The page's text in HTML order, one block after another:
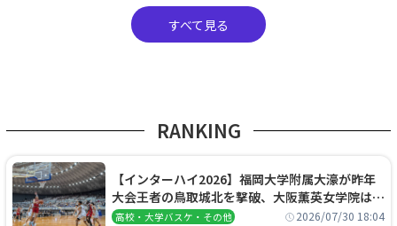
すべて見る
RANKING
【インターハイ2026】福岡大学附属大濠が昨年
大会王者の鳥取城北を撃破、大阪薫英女学院は岐
阜女子に完勝、大会3日目試合結果
高校・大学バスケ・その他 2026/07/30 18:04